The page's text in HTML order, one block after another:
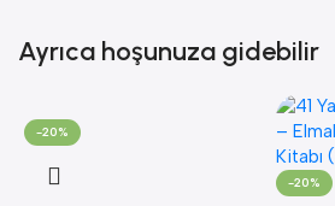
Ayrıca hoşunuza gidebilir
-20%
-20%